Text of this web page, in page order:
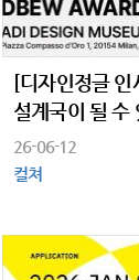
[디자인정글
설계국이 될
26-06-12
컬쳐